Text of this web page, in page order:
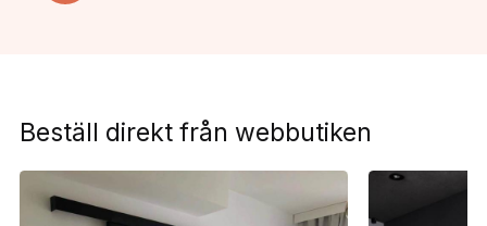
Beställ direkt från webbutiken